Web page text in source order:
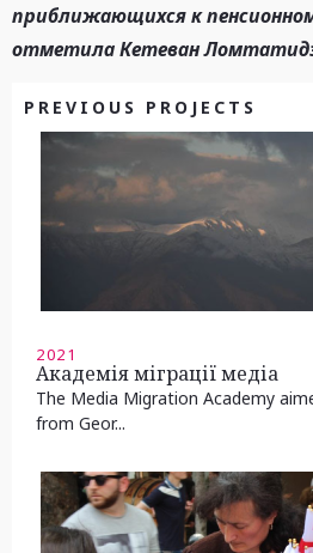
приближающихся к
отметила Кетеван
PREVIOUS PROJECTS
2021
Академія міграції медіа
The Media Migration Academy
from Geor...